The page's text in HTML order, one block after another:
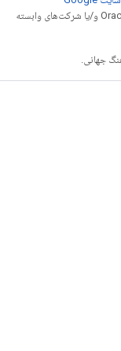
مراجعه کنید. جاوا علامت تجاری ثبت‌شده Oracle و/یا شرکت‌های وابسته